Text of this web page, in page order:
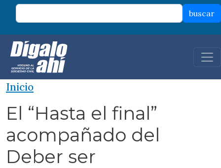
Pasar al contenido principal
buscar
Inicio
El “Hasta el final”
acompañado del
Deber ser